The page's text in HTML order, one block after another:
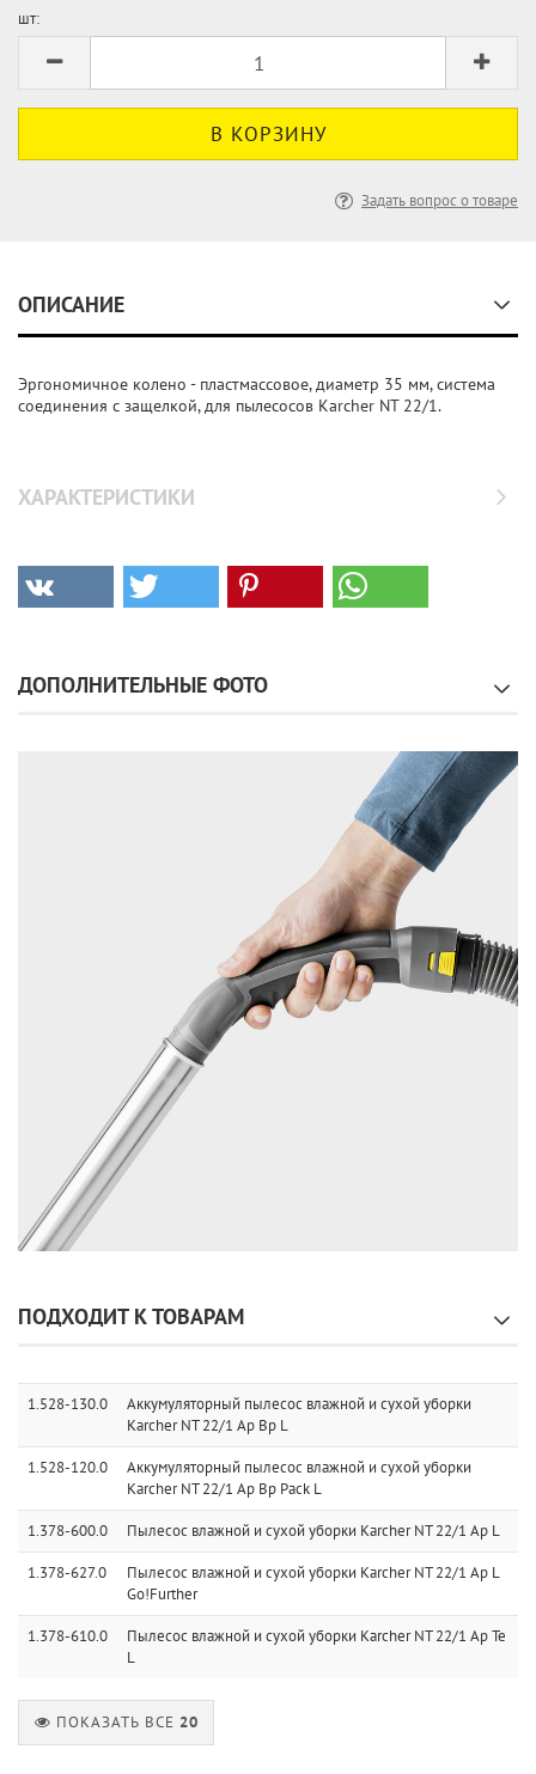
шт:
Задать вопрос о товаре
ОПИСАНИЕ
Эргономичное колено - пластмассовое, диаметр 35 мм, система
соединения с защелкой, для пылесосов Karcher NT 22/1.
ХАРАКТЕРИСТИКИ
ДОПОЛНИТЕЛЬНЫЕ ФОТО
ПОДХОДИТ К ТОВАРАМ
1.528-130.0
Аккумуляторный пылесос влажной и сухой уборки
Karcher NT 22/1 Ap Bp L
1.528-120.0
Аккумуляторный пылесос влажной и сухой уборки
Karcher NT 22/1 Ap Bp Pack L
1.378-600.0 Пылесос влажной и сухой уборки Karcher NT 22/1 Ap L
1.378-627.0
Пылесос влажной и сухой уборки Karcher NT 22/1 Ap L
Go!Further
1.378-610.0
Пылесос влажной и сухой уборки Karcher NT 22/1 Ap Te
L
ПОКАЗАТЬ ВСЕ 20